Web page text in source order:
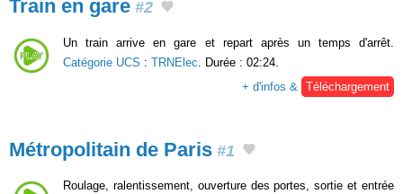
Train en gare #2
Un train arrive en gare et repart après un temps d'arrêt.
Catégorie UCS : TRNElec . Durée : 02:24.
+ d'infos &
Téléchargement
Métropolitain de Paris #1
Roulage, ralentissement, ouverture des portes, sortie et entrée